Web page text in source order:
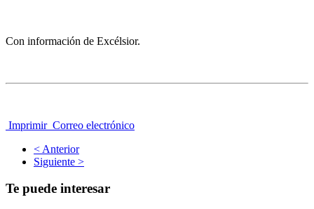
Con información de Excélsior.
Imprimir Correo electrónico
< Anterior
Siguiente >
Te puede interesar